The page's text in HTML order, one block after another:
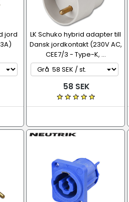
jord
LK Schuko hybrid adapter till
Dansk jordkontakt (230V AC,
CEE7/3 - Type-K, ...
58 SEK